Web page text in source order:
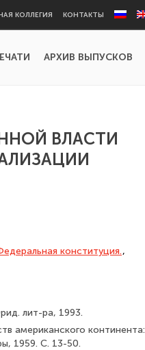
КОЛЛЕГИЯ КОНТАКТЫ
АРХИВ ВЫПУСКОВ
ВЛАСТИ
конституция.,
лит-ра, 1993.
аме­риканского континента:
1959. C. 13-50.